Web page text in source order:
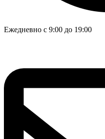
Ежедневно с 9:00 до 19:00